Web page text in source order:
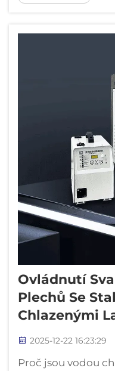
trvalý výstup při
schopnost kapalin
Ovládnutí
Plechů Se
Chlazenými
2025-12-22 16:23:29
Proč jsou vodou